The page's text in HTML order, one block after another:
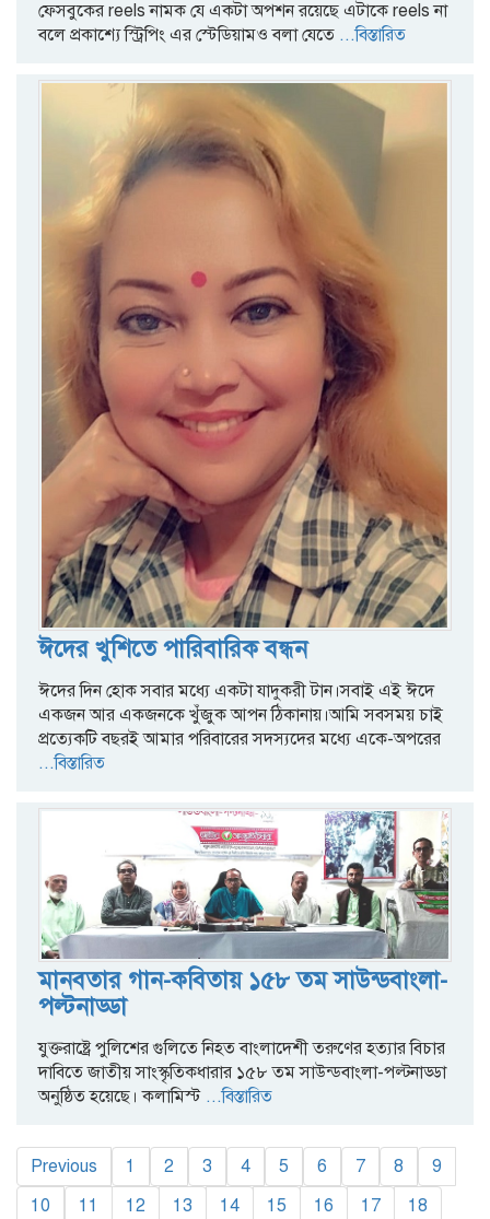
ফেসবুকের reels নামক যে একটা অপশন রয়েছে এটাকে reels না
বলে প্রকাশ্যে স্ট্রিপিং এর স্টেডিয়ামও বলা যেতে ...বিস্তারিত
ঈদের খুশিতে পারিবারিক বন্ধন
ঈদের দিন হোক সবার মধ্যে একটা যাদুকরী টান।সবাই এই ঈদে
একজন আর একজনকে খুঁজুক আপন ঠিকানায়।আমি সবসময় চাই
প্রত্যেকটি বছরই আমার পরিবারের সদস্যদের মধ্যে একে-অপরের
...বিস্তারিত
মানবতার গান-কবিতায় ১৫৮ তম সাউন্ডবাংলা-
পল্টনাড্ডা
যুক্তরাষ্ট্রে পুলিশের গুলিতে নিহত বাংলাদেশী তরুণের হত্যার বিচার
দাবিতে জাতীয় সাংস্কৃতিকধারার ১৫৮ তম সাউন্ডবাংলা-পল্টনাড্ডা
অনুষ্ঠিত হয়েছে। কলামিস্ট ...বিস্তারিত
Previous 1 2 3 4 5 6 7 8
9
10
11 12 13 14 15 16 17
18